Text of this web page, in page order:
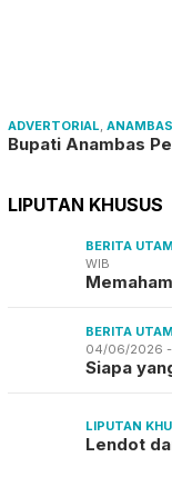
ADVERTORIAL ANAMBAS
Bupati Anambas
LIPUTAN KHUSUS
BERITA
WIB
BERITA
04/06/2026 -
Siapa
LIPUTAN
Lendot